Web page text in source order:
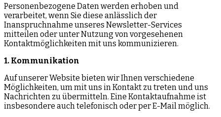
Personenbezogene Daten werden erhoben und
verarbeitet, wenn Sie diese anlässlich der
Inanspruchnahme unseres Newsletter-Services
mitteilen oder unter Nutzung von vorgesehenen
Kontaktmöglichkeiten mit uns kommunizieren.
1. Kommunikation
Auf unserer Website bieten wir Ihnen verschiedene
Möglichkeiten, um mit uns in Kontakt zu treten und uns
Nachrichten zu übermitteln. Eine Kontaktaufnahme ist
insbesondere auch telefonisch oder per E-Mail möglich.